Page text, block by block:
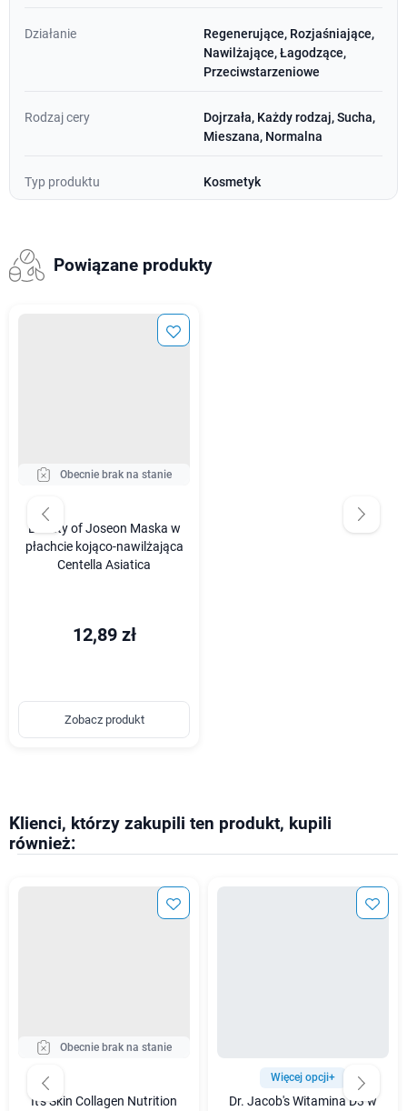
Działanie
Regenerujące, Rozjaśniające,
Nawilżające, Łagodzące,
Przeciwstarzeniowe
Rodzaj cery
Dojrzała, Każdy rodzaj, Sucha,
Mieszana, Normalna
Typ produktu Kosmetyk
Powiązane produkty
Obecnie brak na stanie
Beauty of Joseon Maska w
płachcie kojąco-nawilżająca
Centella Asiatica
12,89 zł
Zobacz produkt
Klienci, którzy zakupili ten produkt, kupili
również:
Obecnie brak na stanie
It's Skin Collagen Nutrition
Więcej opcji+
Dr. Jacob's Witamina D3 w